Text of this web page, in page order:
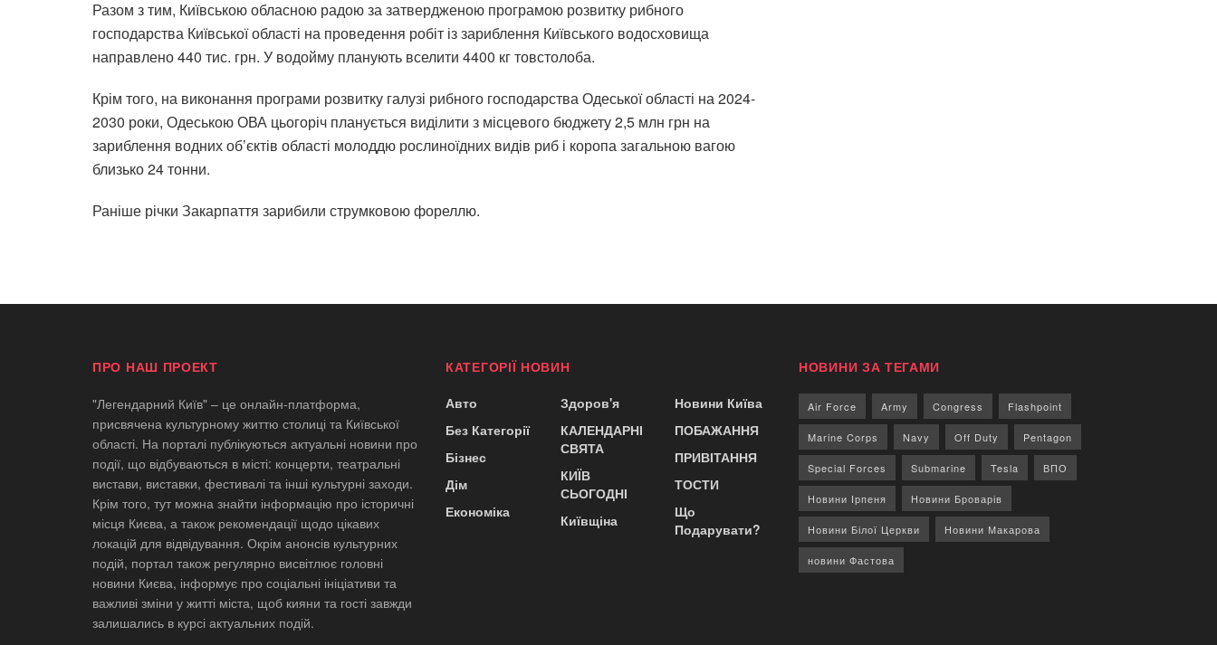
Разом з тим, Київською обласною радою за затвердженою програмою розвитку рибного
господарства Київської області на проведення робіт із зариблення Київського водосховища
направлено 440 тис. грн. У водойму планують вселити 4400 кг товстолоба.
Крім того, на виконання програми розвитку галузі рибного господарства Одеської області на 2024-
2030 роки, Одеською ОВА цьогоріч планується виділити з місцевого бюджету 2,5 млн грн на
зариблення водних об’єктів області молоддю рослиноїдних видів риб і коропа загальною вагою
близько 24 тонни.
Раніше річки Закарпаття зарибили струмковою фореллю.
ПРО НАШ ПРОЕКТ
"Легендарний Київ" – це онлайн-платформа,
присвячена культурному життю столиці та Київської
області. На порталі публікуються актуальні новини про
події, що відбуваються в місті: концерти, театральні
вистави, виставки, фестивалі та інші культурні заходи.
Крім того, тут можна знайти інформацію про історичні
місця Києва, а також рекомендації щодо цікавих
локацій для відвідування. Окрім анонсів культурних
подій, портал також регулярно висвітлює головні
новини Києва, інформує про соціальні ініціативи та
важливі зміни у житті міста, щоб кияни та гості завжди
залишались в курсі актуальних подій.
КАТЕГОРІЇ НОВИН
Авто
Без Категорії
Бізнес
Дім
Економіка
Здоров'я
КАЛЕНДАРНІ
СВЯТА
КИЇВ
СЬОГОДНІ
Київщіна
Новини Київа
ПОБАЖАННЯ
ПРИВІТАННЯ
ТОСТИ
Що
Подарувати?
НОВИНИ ЗА ТЕГАМИ
Air Force Army Congress Flashpoint
Marine Corps Navy Off Duty Pentagon
Special Forces Submarine Tesla ВПО
Новини Ірпеня Новини Броварів
Новини Білої Церкви Новини Макарова
новини Фастова